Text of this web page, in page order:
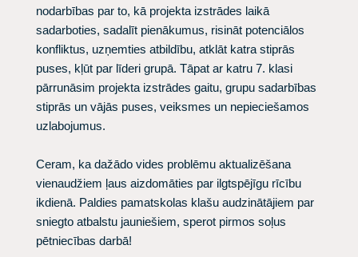
nodarbības par to, kā projekta izstrādes laikā
sadarboties, sadalīt pienākumus, risināt potenciālos
konfliktus, uzņemties atbildību, atklāt katra stiprās
puses, kļūt par līderi grupā. Tāpat ar katru 7. klasi
pārrunāsim projekta izstrādes gaitu, grupu sadarbības
stiprās un vājās puses, veiksmes un nepieciešamos
uzlabojumus.
Ceram, ka dažādo vides problēmu aktualizēšana
vienaudžiem ļaus aizdomāties par ilgtspējīgu rīcību
ikdienā. Paldies pamatskolas klašu audzinātājiem par
sniegto atbalstu jauniešiem, sperot pirmos soļus
pētniecības darbā!